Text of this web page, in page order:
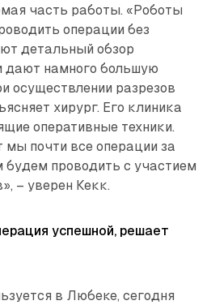
часть работы. «Роботы
операции без
детальный обзор
дают намного большую
осуществлении разрезов
хирург. Его клиника
оперативные техники.
мы почти все операции за
проводить с участием
– уверен Кекк.
успешной, решает
в Любеке, сегодня